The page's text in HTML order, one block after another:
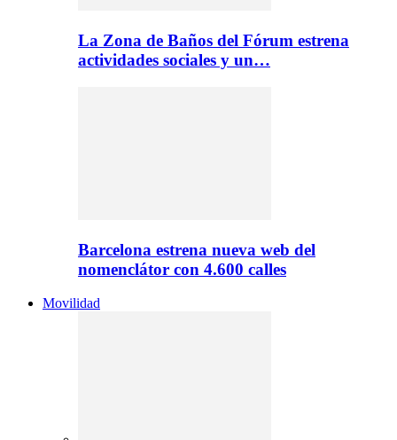
La Zona de Baños del Fórum estrena
actividades sociales y un…
Barcelona estrena nueva web del
nomenclátor con 4.600 calles
Movilidad